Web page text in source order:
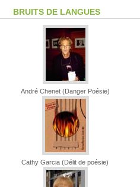
BRUITS DE LANGUES
André Chenet (Danger Poésie)
Cathy Garcia (Délit de poésie)